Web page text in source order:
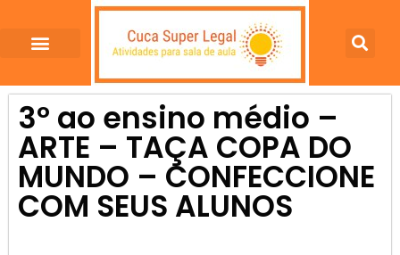
3º ao ensino médio –
ARTE – TAÇA COPA DO
MUNDO – CONFECCIONE
COM SEUS ALUNOS